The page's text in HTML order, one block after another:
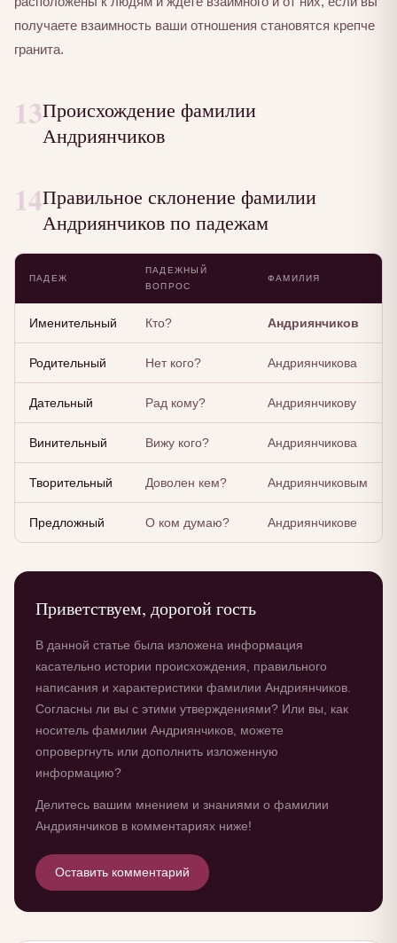
получаете взаимность ваши отношения становятся крепче
гранита.
13Происхождение фамилии
Андриянчиков
14Правильное склонение фамилии
Андриянчиков по падежам
ПАДЕЖ
ПАДЕЖНЫЙ
ВОПРОС
ФАМИЛИЯ
Именительный Кто? Андриянчиков
Родительный Нет кого? Андриянчикова
Дательный Рад кому? Андриянчикову
Винительный Вижу кого? Андриянчикова
Творительный Доволен кем? Андриянчиковым
Предложный О ком думаю? Андриянчикове
Приветствуем, дорогой гость
В данной статье была изложена информация
касательно истории происхождения, правильного
написания и характеристики фамилии Андриянчиков.
Согласны ли вы с этими утверждениями? Или вы, как
носитель фамилии Андриянчиков, можете
опровергнуть или дополнить изложенную
информацию?
Делитесь вашим мнением и знаниями о фамилии
Андриянчиков в комментариях ниже!
Оставить комментарий